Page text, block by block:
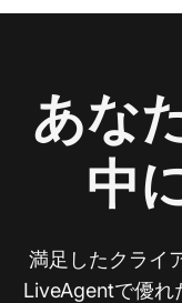
あな
中
満足したクライ
LiveAgentで優れ